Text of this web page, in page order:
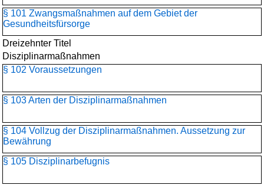
§ 101 Zwangsmaßnahmen auf dem Gebiet der
Gesundheitsfürsorge
Dreizehnter Titel
Disziplinarmaßnahmen
§ 102 Voraussetzungen
§ 103 Arten der Disziplinarmaßnahmen
§ 104 Vollzug der Disziplinarmaßnahmen. Aussetzung zur
Bewährung
§ 105 Disziplinarbefugnis